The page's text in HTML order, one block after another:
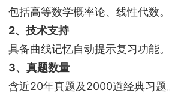
包括高等数学概率论、线性代数。
2、技术支持
具备曲线记忆自动提示复习功能。
3、真题数量
含近20年真题及2000道经典习题。